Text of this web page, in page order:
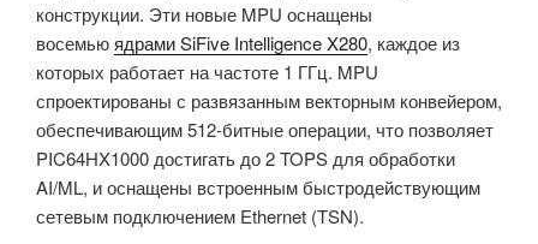
конструкции. Эти новые MPU оснащены
восемьюядрами SiFive Intelligence X280, каждое из
которых работает на частоте 1 ГГц. MPU
спроектированы с развязанным векторным конвейером,
обеспечивающим 512-битные операции, что позволяет
PIC64HX1000 достигать до 2 TOPS для обработки
AI/ML, и оснащены встроенным быстродействующим
сетевым подключением Ethernet (TSN).